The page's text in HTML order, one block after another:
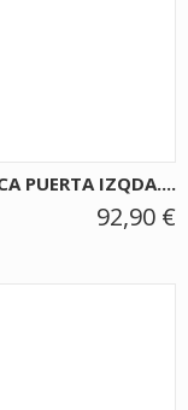
PUERTA IZQDA....
92,90 €